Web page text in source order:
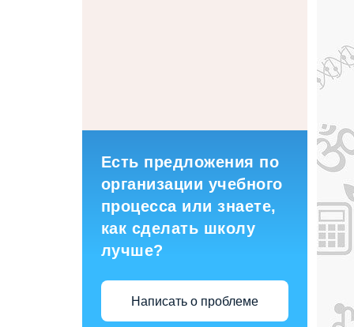
Есть предложения по
организации учебного
процесса или знаете,
как сделать школу
лучше?
Написать о проблеме